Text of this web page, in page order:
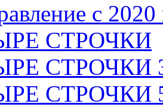
с 2020
СТРОЧКИ
СТРОЧКИ 3
СТРОЧКИ 5